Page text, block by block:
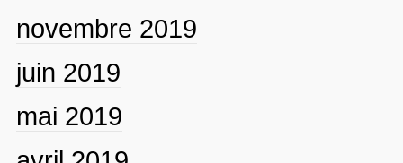
novembre 2019
juin 2019
mai 2019